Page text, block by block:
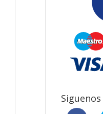
Siguenos